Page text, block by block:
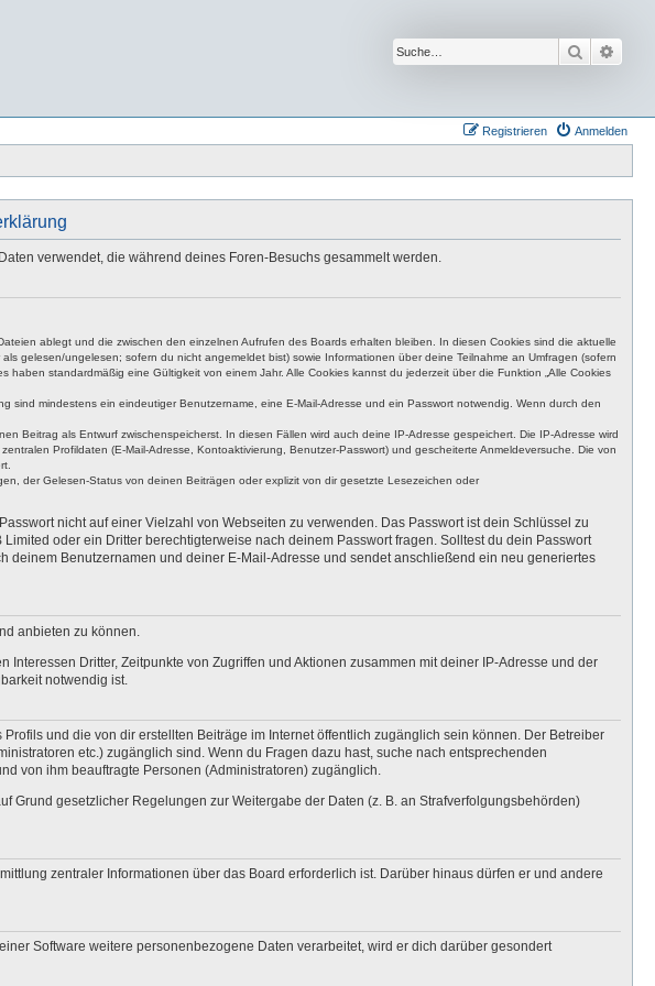
Suche
Anmelden
Registrieren
verwendet, die während deines Foren-Besuchs gesammelt werden.
ablegt und die zwischen den einzelnen Aufrufen des Boards erhalten bleiben. In diesen Cookies sind die aktuelle
gelesen/ungelesen; sofern du nicht angemeldet bist) sowie Informationen über deine Teilnahme an Umfragen (sofern
standardmäßig eine Gültigkeit von einem Jahr. Alle Cookies kannst du jederzeit über die Funktion „Alle Cookies
mindestens ein eindeutiger Benutzername, eine E-Mail-Adresse und ein Passwort notwendig. Wenn durch den
Beitrag als Entwurf zwischenspeicherst. In diesen Fällen wird auch deine IP-Adresse gespeichert. Die IP-Adresse wird
Profildaten (E-Mail-Adresse, Kontoaktivierung, Benutzer-Passwort) und gescheiterte Anmeldeversuche. Die von
der Gelesen-Status von deinen Beiträgen oder explizit von dir gesetzte Lesezeichen oder
nicht auf einer Vielzahl von Webseiten zu verwenden. Das Passwort ist dein Schlüssel zu
oder ein Dritter berechtigterweise nach deinem Passwort fragen. Solltest du dein Passwort
deinem Benutzernamen und deiner E-Mail-Adresse und sendet anschließend ein neu generiertes
anbieten zu können.
Dritter, Zeitpunkte von Zugriffen und Aktionen zusammen mit deiner IP-Adresse und der
notwendig ist.
und die von dir erstellten Beiträge im Internet öffentlich zugänglich sein können. Der Betreiber
etc.) zugänglich sind. Wenn du Fragen dazu hast, suche nach entsprechenden
von ihm beauftragte Personen (Administratoren) zugänglich.
gesetzlicher Regelungen zur Weitergabe der Daten (z. B. an Strafverfolgungsbehörden)
zentraler Informationen über das Board erforderlich ist. Darüber hinaus dürfen er und andere
Software weitere personenbezogene Daten verarbeitet, wird er dich darüber gesondert